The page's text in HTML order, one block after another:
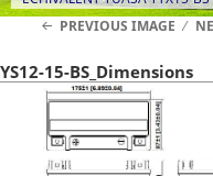
PREVIOUS IMAGE
YS12-15-BS_Dimensions